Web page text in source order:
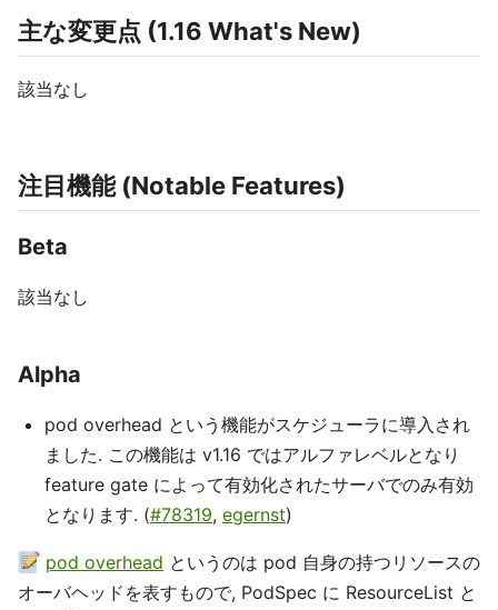
主な変更点 (1.16 What's New)
該当なし
注目機能 (Notable Features)
Beta
該当なし
Alpha
pod overhead という機能がスケジューラに導入され
ました. この機能は v1.16 ではアルファレベルとなり
feature gate によって有効化されたサーバでのみ有効
となります. (#78319, egernst)
pod overhead というのは pod 自身の持つリソースの
オーバヘッドを表すもので, PodSpec に ResourceList と